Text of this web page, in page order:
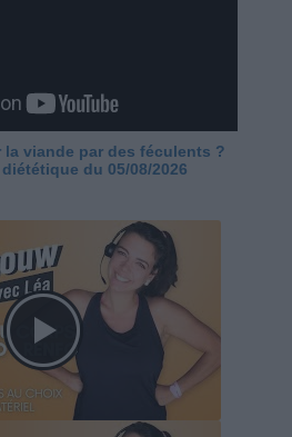
la viande par des féculents ?
du 05/08/2026